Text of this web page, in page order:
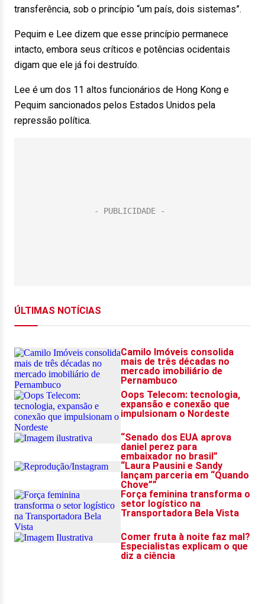
transferência, sob o princípio “um país, dois sistemas”.
Pequim e Lee dizem que esse princípio permanece
intacto, embora seus críticos e potências ocidentais
digam que ele já foi destruído.
Lee é um dos 11 altos funcionários de Hong Kong e
Pequim sancionados pelos Estados Unidos pela
repressão política.